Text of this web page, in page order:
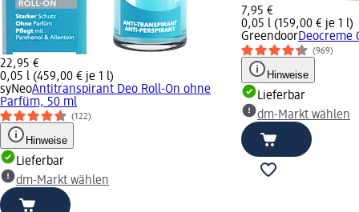
22,95 €
0,05 l (459,00 € je 1 l)
syNeoAntitranspirant Deo Roll-On ohne
Parfüm, 50 ml
(122)
Hinweise
Lieferbar
dm-Markt wählen
7,95 €
0,05 l (159,00 € je 1 l)
GreendoorDeocreme
(969)
Hinweise
Lieferbar
dm-Markt wählen